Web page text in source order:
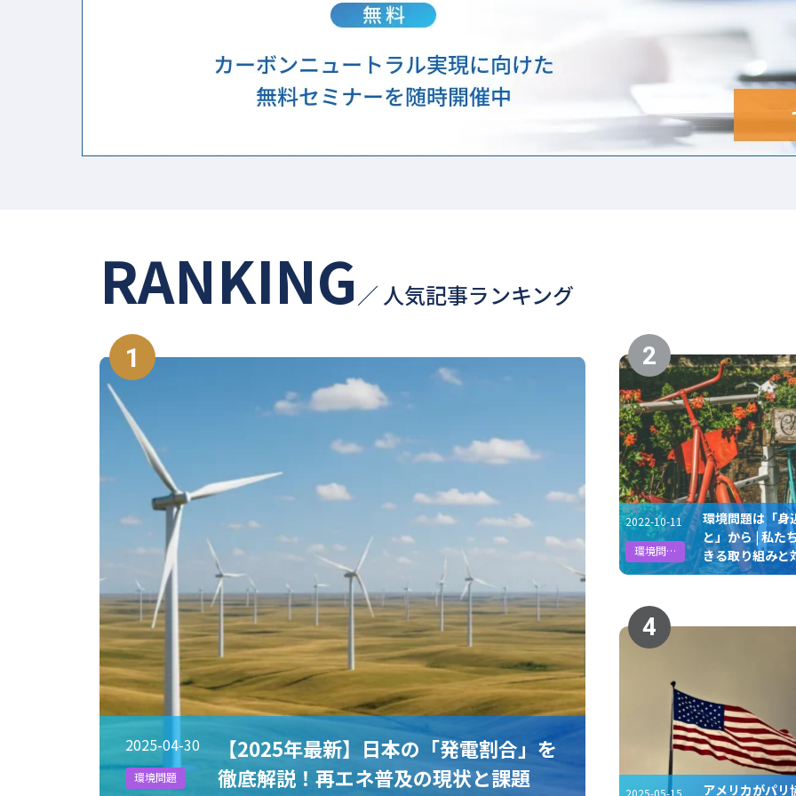
RANKING／ 人気記事ランキング
1
2025-04-30
環境問題
【2025年最新】日本の「発電割合」を
徹底解説！再エネ普及の現状と課題
2
2022-10-11
環境問題
環境問題は「身
と」から | 私た
きる取り組みと
4
2025-05-15 アメリカがパリ